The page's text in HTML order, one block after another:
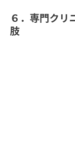
６．専門クリ
肢